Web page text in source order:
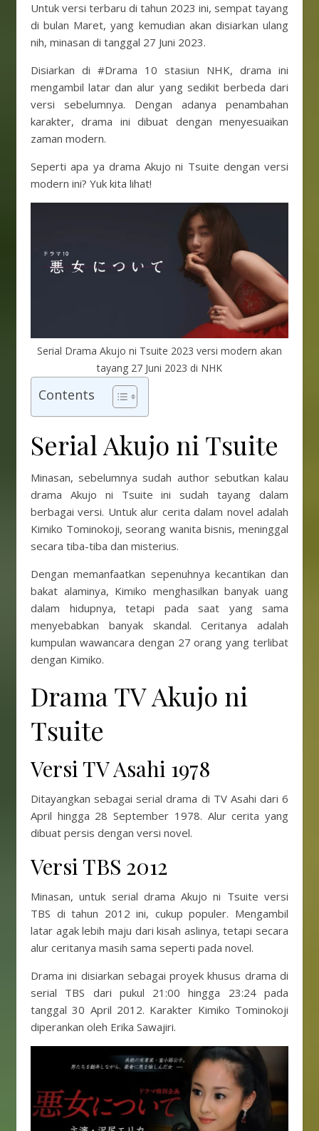
Untuk versi terbaru di tahun 2023 ini, sempat tayang
di bulan Maret, yang kemudian akan disiarkan ulang
nih, minasan di tanggal 27 Juni 2023.
Disiarkan di #Drama 10 stasiun NHK, drama ini
mengambil latar dan alur yang sedikit berbeda dari
versi sebelumnya. Dengan adanya penambahan
karakter, drama ini dibuat dengan menyesuaikan
zaman modern.
Seperti apa ya drama Akujo ni Tsuite dengan versi
modern ini? Yuk kita lihat!
Serial Drama Akujo ni Tsuite 2023 versi modern akan
tayang 27 Juni 2023 di NHK
Contents
Serial Akujo ni Tsuite
Minasan, sebelumnya sudah author sebutkan kalau
drama Akujo ni Tsuite ini sudah tayang dalam
berbagai versi. Untuk alur cerita dalam novel adalah
Kimiko Tominokoji, seorang wanita bisnis, meninggal
secara tiba-tiba dan misterius.
Dengan memanfaatkan sepenuhnya kecantikan dan
bakat alaminya, Kimiko menghasilkan banyak uang
dalam hidupnya, tetapi pada saat yang sama
menyebabkan banyak skandal. Ceritanya adalah
kumpulan wawancara dengan 27 orang yang terlibat
dengan Kimiko.
Drama TV Akujo ni
Tsuite
Versi TV Asahi 1978
Ditayangkan sebagai serial drama di TV Asahi dari 6
April hingga 28 September 1978. Alur cerita yang
dibuat persis dengan versi novel.
Versi TBS 2012
Minasan, untuk serial drama Akujo ni Tsuite versi
TBS di tahun 2012 ini, cukup populer. Mengambil
latar agak lebih maju dari kisah aslinya, tetapi secara
alur ceritanya masih sama seperti pada novel.
Drama ini disiarkan sebagai proyek khusus drama di
serial TBS dari pukul 21:00 hingga 23:24 pada
tanggal 30 April 2012. Karakter Kimiko Tominokoji
diperankan oleh Erika Sawajiri.